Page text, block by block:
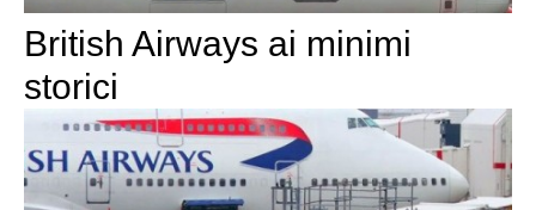
British Airways ai minimi
storici